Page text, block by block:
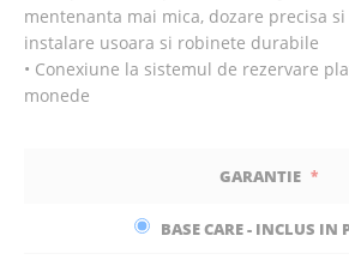
mentenanta mai mica, dozare precisa
instalare usoara si robinete durabile
• Conexiune la sistemul de rezervare
monede
GARANTIE
BASE CARE - INCLUS IN